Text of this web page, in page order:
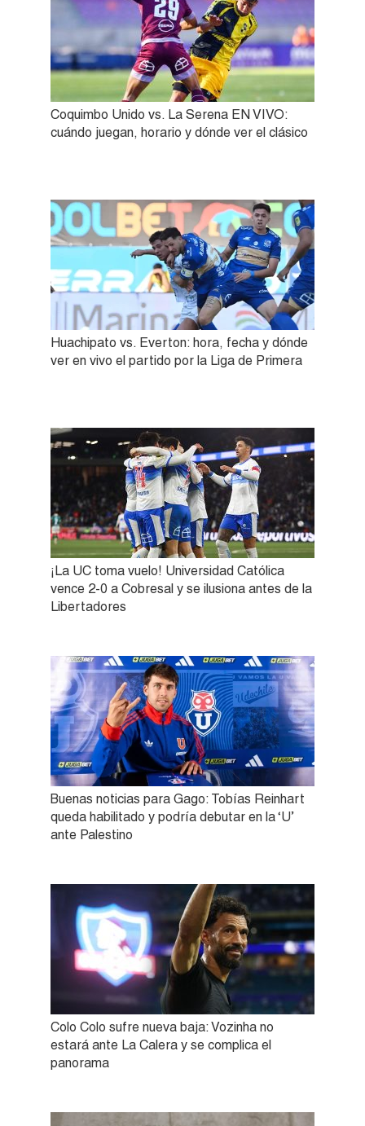
Coquimbo Unido vs. La Serena EN VIVO:
cuándo juegan, horario y dónde ver el clásico
Huachipato vs. Everton: hora, fecha y dónde
ver en vivo el partido por la Liga de Primera
¡La UC toma vuelo! Universidad Católica
vence 2-0 a Cobresal y se ilusiona antes de la
Libertadores
Buenas noticias para Gago: Tobías Reinhart
queda habilitado y podría debutar en la ‘U’
ante Palestino
Colo Colo sufre nueva baja: Vozinha no
estará ante La Calera y se complica el
panorama